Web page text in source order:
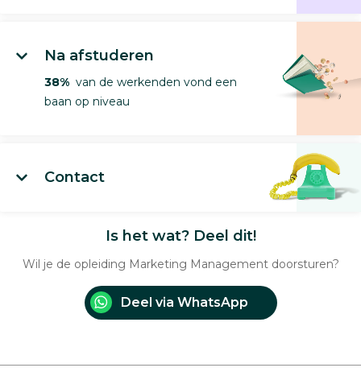
Na afstuderen
38% van de werkenden vond een
baan op niveau
Contact
Is het wat? Deel dit!
Wil je de opleiding Marketing Management doorsturen?
Deel via WhatsApp